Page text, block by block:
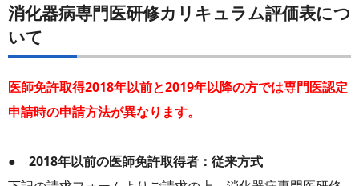
消化器病専門医研修カリキュラム評価表につ
いて
医師免許取得2018年以前と2019年以降の方では専門医認定
申請時の申請方法が異なります。
● 2018年以前の医師免許取得者：従来方式